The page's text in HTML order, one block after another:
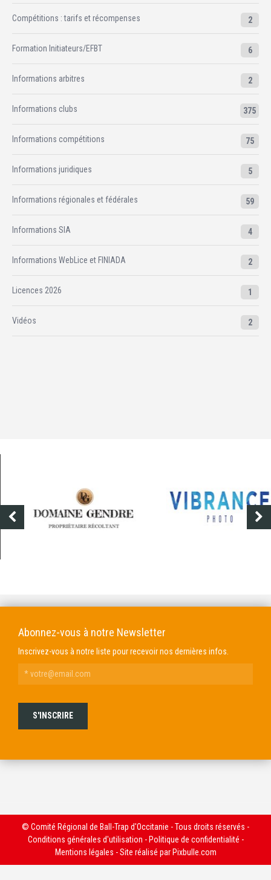
Compétitions : tarifs et récompenses 2
Formation Initiateurs/EFBT 6
Informations arbitres 2
Informations clubs 375
Informations compétitions 75
Informations juridiques 5
Informations régionales et fédérales 59
Informations SIA 4
Informations WebLice et FINIADA 2
Licences 2026 1
Vidéos 2
Abonnez-vous à notre Newsletter
Inscrivez-vous à notre liste pour recevoir nos dernières infos.
© Comité Régional de Ball-Trap d'Occitanie - Tous droits réservés -
Conditions générales d'utilisation - Politique de confidentialité -
Mentions légales - Site réalisé par Pixbulle.com